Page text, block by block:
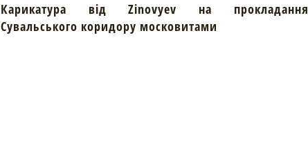
Карикатура від Zinovyev на прокладання
Сувальського коридору московитами